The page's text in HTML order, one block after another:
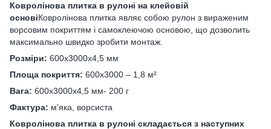
Ковролінова плитка в рулоні на клейовій
основіКовролінова плитка являє собою рулон з вираженим
ворсовим покриттям і самоклеючою основою, що дозволить
максимально швидко зробити монтаж.
Розміри: 600х3000х4,5 мм
Площа покриття: 600х3000 – 1,8 м²
Вага: 600х3000х4,5 мм- 200 г
Фактура: м'яка, ворсиста
Ковролінова плитка в рулоні складається з наступних